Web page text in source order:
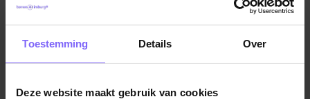
Toestemming Details Over
Deze website maakt gebruik van cookies
waarin samenwerking, ontwikkeling en werkplezier centraal
gehandicaptenzorg in Limburg